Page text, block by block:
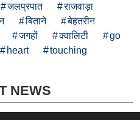
जलप्रपात
राजवाड़ा
बिताने
बेहतरीन
जगहों क्वालिटी
go
heart
touching
NEWS